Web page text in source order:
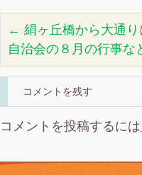
← 絹ヶ丘橋から大通り
自治会の８月の行事な
コメントを残す
コメントを投稿するには